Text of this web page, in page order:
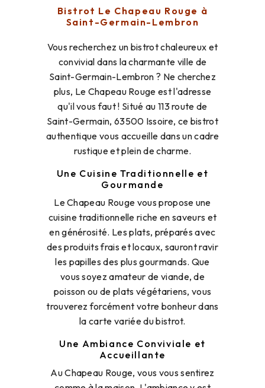
Bistrot Le Chapeau Rouge à
Saint-Germain-Lembron
Vous recherchez un bistrot chaleureux et
convivial dans la charmante ville de
Saint-Germain-Lembron ? Ne cherchez
plus, Le Chapeau Rouge est l'adresse
qu'il vous faut ! Situé au 113 route de
Saint-Germain, 63500 Issoire, ce bistrot
authentique vous accueille dans un cadre
rustique et plein de charme.
Une Cuisine Traditionnelle et
Gourmande
Le Chapeau Rouge vous propose une
cuisine traditionnelle riche en saveurs et
en générosité. Les plats, préparés avec
des produits frais et locaux, sauront ravir
les papilles des plus gourmands. Que
vous soyez amateur de viande, de
poisson ou de plats végétariens, vous
trouverez forcément votre bonheur dans
la carte variée du bistrot.
Une Ambiance Conviviale et
Accueillante
Au Chapeau Rouge, vous vous sentirez